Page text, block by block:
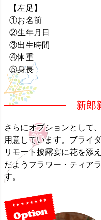
【左足】
①お名前
②生年月日
③出生時間
④体重
⑤身長
新郎
さらにオプションとして
用意しています。ブライ
リモート披露宴に花を添
だようフラワー・ティア
す。